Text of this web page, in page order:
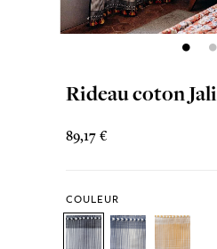
Rideau coton Jali
89,17 €
COULEUR